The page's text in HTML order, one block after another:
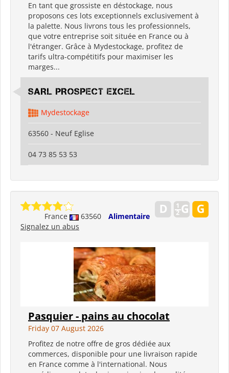
En tant que grossiste en déstockage, nous
proposons ces lots exceptionnels exclusivement à
la palette. Nous livrons tous les professionnels,
que votre entreprise soit située en France ou à
l'étranger. Grâce à Mydestockage, profitez de
tarifs ultra-compétitifs pour maximiser les
marges...
SARL PROSPECT EXCEL
Mydestockage
63560 - Neuf Eglise
04 73 85 53 53
France 63560
Alimentaire
Signalez un abus
Pasquier - pains au chocolat
Friday 07 August 2026
Profitez de notre offre de gros dédiée aux
commerces, disponible pour une livraison rapide
en France comme à l'international. Nous